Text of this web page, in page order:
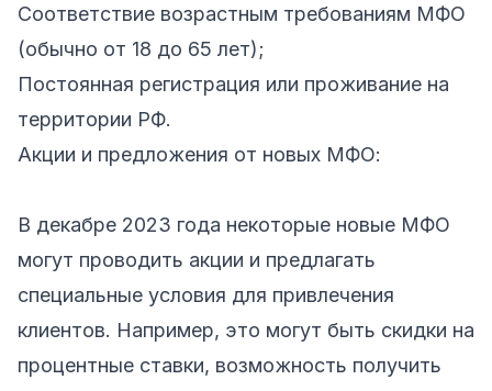
Соответствие возрастным требованиям МФО
(обычно от 18 до 65 лет);
Постоянная регистрация или проживание на
территории РФ.
Акции и предложения от новых МФО:
В декабре 2023 года некоторые новые МФО
могут проводить акции и предлагать
специальные условия для привлечения
клиентов. Например, это могут быть скидки на
процентные ставки, возможность получить